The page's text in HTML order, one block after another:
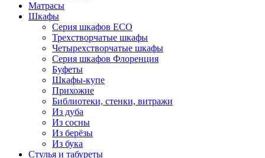
Матрасы
Шкафы
Серия шкафов ECO
Трехстворчатые шкафы
Четырехстворчатые шкафы
Серия шкафов Флоренция
Буфеты
Шкафы-купе
Прихожие
Библиотеки, стенки, витражи
Из дуба
Из сосны
Из берёзы
Из бука
Стулья и табуреты